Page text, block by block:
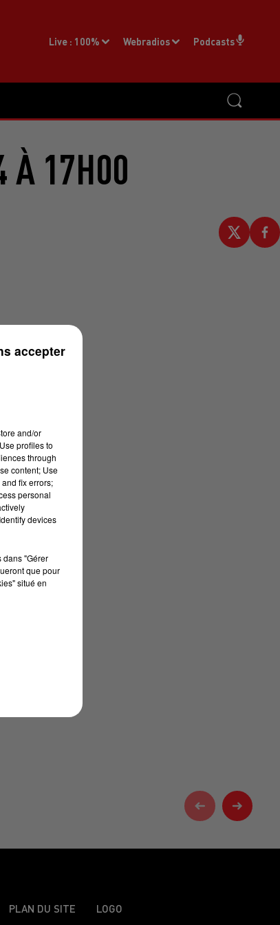
Live : 100% Webradios Podcasts
À 17H00
PLAN DU SITE LOGO
and/or
profiles to
through
content; Use
fix errors;
personal
devices
dans "Gérer
que pour
situé en
accepter